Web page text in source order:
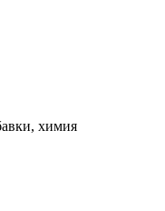
химия